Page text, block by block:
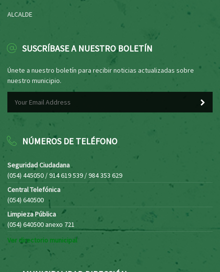
ALCALDE
SUSCRÍBASE A NUESTRO BOLETÍN
Únete a nuestro boletín para recibir noticias actualizadas sobre
nuestro municipio.
NÚMEROS DE TELÉFONO
Seguridad Ciudadana
(054) 445050 / 914 619 539 / 984 353 629
Central Telefónica
(054) 640500
Limpieza Pública
(054) 640500 anexo 721
Ver directorio municipal